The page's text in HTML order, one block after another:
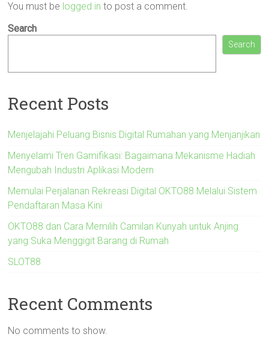
You must be logged in to post a comment.
Search
Search
Recent Posts
Menjelajahi Peluang Bisnis Digital Rumahan yang Menjanjikan
Menyelami Tren Gamifikasi: Bagaimana Mekanisme Hadiah
Mengubah Industri Aplikasi Modern
Memulai Perjalanan Rekreasi Digital OKTO88 Melalui Sistem
Pendaftaran Masa Kini
OKTO88 dan Cara Memilih Camilan Kunyah untuk Anjing
yang Suka Menggigit Barang di Rumah
SLOT88
Recent Comments
No comments to show.